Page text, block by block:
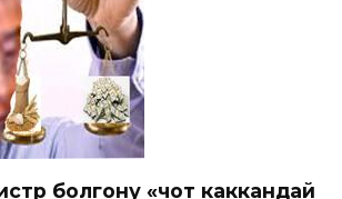
болгону «чот каккандай